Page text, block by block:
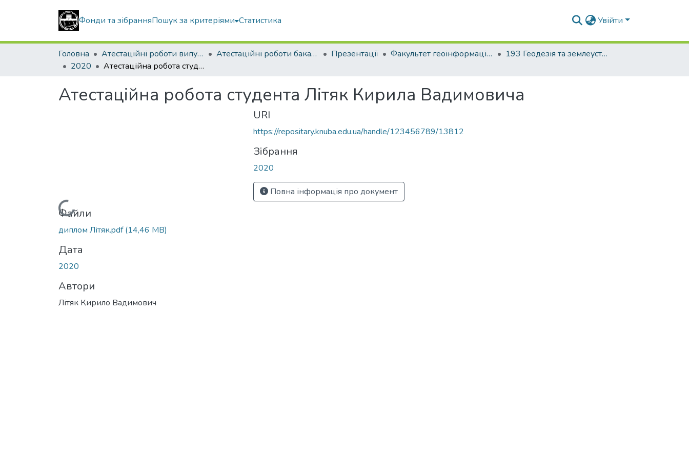
Фонди та зібранняПошук за критеріями Статистика Увійти
Головна Атестаційні роботи випускників Атестаційні роботи бакалаврів Презентації Факультет геоінформаційних систем та управління територіями
193 Геодезія та землеустрій. Геоінформаційні системи і технології
2020
Атестаційна робота студента Літяк Кирила Вадимовича
Атестаційна робота студента Літяк Кирила Вадимовича
Вантажиться...
Файли
диплом Літяк.pdf(14,46 MB)
Дата
2020
Автори
Літяк Кирило Вадимович
URI
https://repositary.knuba.edu.ua/handle/123456789/13812
Зібрання
2020
Повна інформація про документ